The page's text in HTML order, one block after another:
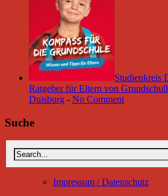
Studienkreis
Ratgeber für Eltern von
Duisburg - No Comment
Suche
Impressum / Datenschutz